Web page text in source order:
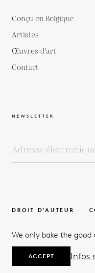
Conçu en Belgique
Artistes
Œuvres d'art
Contact
NEWSLETTER
DROIT D'AUTEUR
We only bake the good
ACCEPT Infos